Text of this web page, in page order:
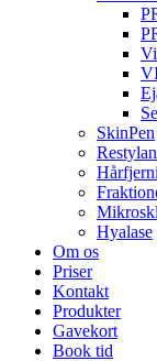
SkinPen
Hyalase
Om os
Priser
Kontakt
Produkter
Gavekort
Book tid